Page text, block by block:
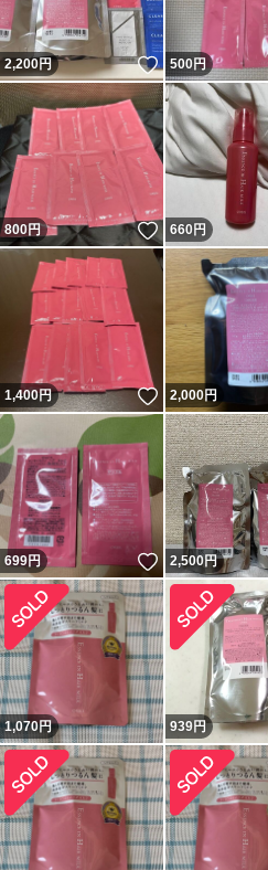
2,200円 いいね！
500円
800円 いいね！
660円
1,400円 いいね！
2,000円
699円 いいね！
2,500円
1,070円 939円